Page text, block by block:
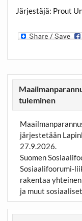
Järjestäjä: Prout
tuleminen
järjestetään
27.9.2026.
Suomen
Sosiaalifoorumi-
rakentaa
ja muut